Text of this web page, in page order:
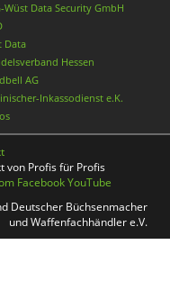
Wüst Data Security GmbH
Data
Hessen
AG
Inkassodienst e.K.
von Profis für Profis
FacebookYouTube
Deutscher Büchsenmacher
und Waffenfachhändler e.V.